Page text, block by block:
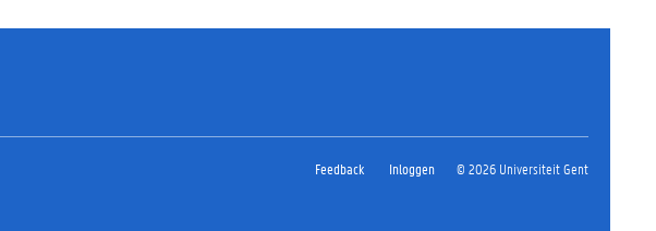
Feedback Inloggen © 2026 Universiteit Gent